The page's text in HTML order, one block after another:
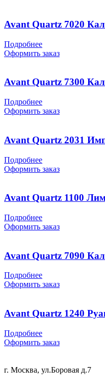
Avant Quartz 7020
Подробнее
Оформить заказ
Avant Quartz 7300
Подробнее
Оформить заказ
Avant Quartz 2031
Подробнее
Оформить заказ
Avant Quartz 1100
Подробнее
Оформить заказ
Avant Quartz 7090
Подробнее
Оформить заказ
Avant Quartz 1240
Подробнее
Оформить заказ
г. Москва, ул.Боровая д.7